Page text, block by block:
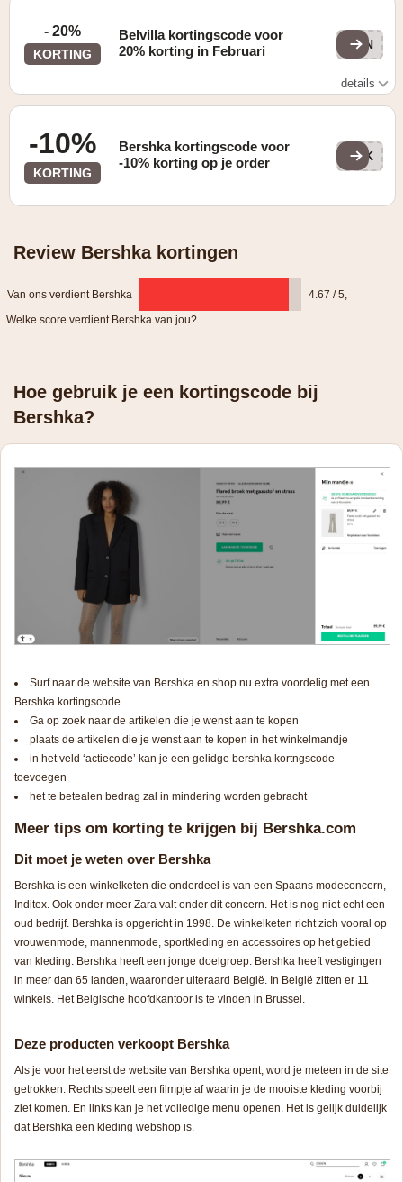
- 20%
KORTING
Belvilla kortingscode voor
20% korting in Februari
MON
details
-10%
KORTING
Bershka kortingscode voor
-10% korting op je order
BSK
Review Bershka kortingen
Van ons verdient Bershka 4.67 / 5
Welke score verdient Bershka van jou?
Hoe gebruik je een kortingscode bij
Bershka?
Surf naar de website van Bershka en shop nu extra voordelig met een
Bershka kortingscode
Ga op zoek naar de artikelen die je wenst aan te kopen
plaats de artikelen die je wenst aan te kopen in het winkelmandje
in het veld ‘actiecode’ kan je een gelidge bershka kortngscode
toevoegen
het te betealen bedrag zal in mindering worden gebracht
Meer tips om korting te krijgen bij Bershka.com
Dit moet je weten over Bershka
Bershka is een winkelketen die onderdeel is van een Spaans modeconcern,
Inditex. Ook onder meer Zara valt onder dit concern. Het is nog niet echt een
oud bedrijf. Bershka is opgericht in 1998. De winkelketen richt zich vooral op
vrouwenmode, mannenmode, sportkleding en accessoires op het gebied
van kleding. Bershka heeft een jonge doelgroep. Bershka heeft vestigingen
in meer dan 65 landen, waaronder uiteraard België. In België zitten er 11
winkels. Het Belgische hoofdkantoor is te vinden in Brussel.
Deze producten verkoopt Bershka
Als je voor het eerst de website van Bershka opent, word je meteen in de site
getrokken. Rechts speelt een filmpje af waarin je de mooiste kleding voorbij
ziet komen. En links kan je het volledige menu openen. Het is gelijk duidelijk
dat Bershka een kleding webshop is.